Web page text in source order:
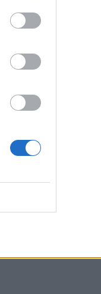
Πως το
σου υγεία.